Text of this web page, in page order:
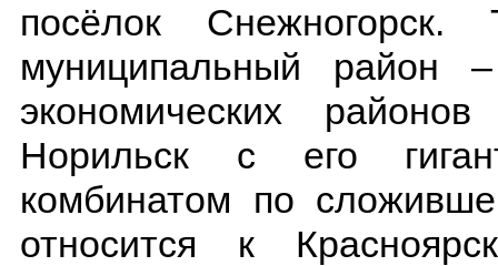
посёлок Снежногорск.
муниципальный район
экономических
Норильск с его
комбинатом по
относится к